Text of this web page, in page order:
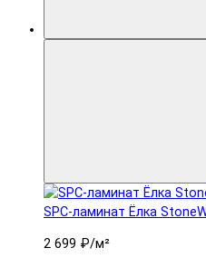
SPC-ламинат Ëлка
2 699 ₽/м²